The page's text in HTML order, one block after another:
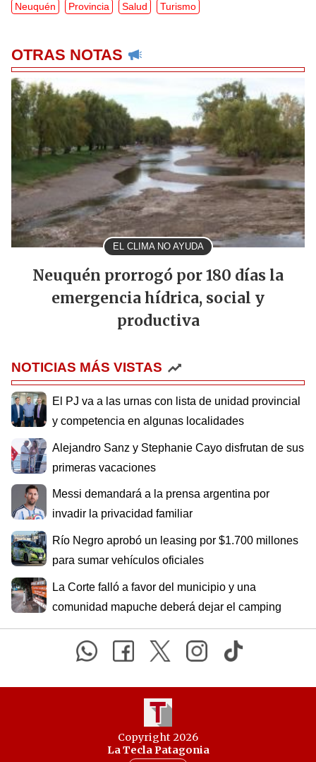
Neuquén
Provincia Salud Turismo
OTRAS NOTAS
EL CLIMA NO AYUDA
Neuquén prorrogó por 180 días la
emergencia hídrica, social y
productiva
NOTICIAS MÁS VISTAS
El PJ va a las urnas con lista de unidad provincial
y competencia en algunas localidades
Alejandro Sanz y Stephanie Cayo disfrutan de sus
primeras vacaciones
Messi demandará a la prensa argentina por
invadir la privacidad familiar
Río Negro aprobó un leasing por $1.700 millones
para sumar vehículos oficiales
La Corte falló a favor del municipio y una
comunidad mapuche deberá dejar el camping
Copyright 2026
La Tecla Patagonia